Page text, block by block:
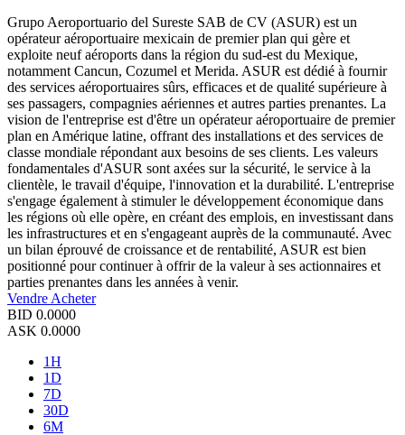
Grupo Aeroportuario del Sureste SAB de CV (ASUR) est un
opérateur aéroportuaire mexicain de premier plan qui gère et
exploite neuf aéroports dans la région du sud-est du Mexique,
notamment Cancun, Cozumel et Merida. ASUR est dédié à fournir
des services aéroportuaires sûrs, efficaces et de qualité supérieure à
ses passagers, compagnies aériennes et autres parties prenantes. La
vision de l'entreprise est d'être un opérateur aéroportuaire de premier
plan en Amérique latine, offrant des installations et des services de
classe mondiale répondant aux besoins de ses clients. Les valeurs
fondamentales d'ASUR sont axées sur la sécurité, le service à la
clientèle, le travail d'équipe, l'innovation et la durabilité. L'entreprise
s'engage également à stimuler le développement économique dans
les régions où elle opère, en créant des emplois, en investissant dans
les infrastructures et en s'engageant auprès de la communauté. Avec
un bilan éprouvé de croissance et de rentabilité, ASUR est bien
positionné pour continuer à offrir de la valeur à ses actionnaires et
parties prenantes dans les années à venir.
Vendre Acheter
BID 0.0000
ASK 0.0000
1H
1D
7D
30D
6M